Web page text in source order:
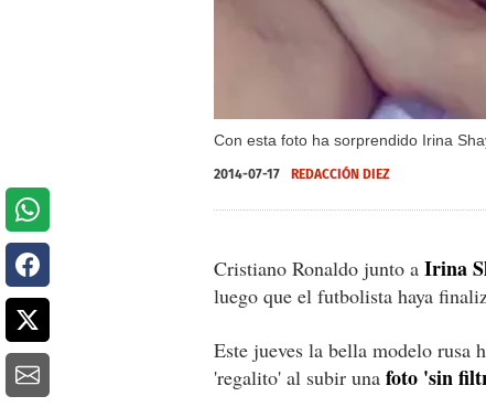
Con esta foto ha sorprendido Irina
2014-07-17 REDACCIÓN DIEZ
Cristiano Ronaldo junto a Irina
luego que el futbolista haya
Este jueves la bella modelo rusa
'regalito' al subir una foto 'sin